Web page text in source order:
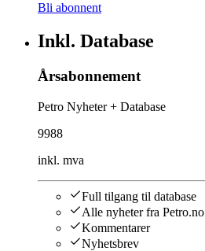
Bli abonnent
Inkl. Database
Årsabonnement
Petro Nyheter + Database
9988
inkl. mva
Full tilgang til database
Alle nyheter fra Petro.no
Kommentarer
Nyhetsbrev